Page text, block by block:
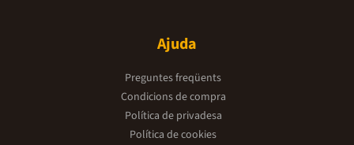
Ajuda
Preguntes freqüents
Condicions de compra
Política de privadesa
Política de cookies